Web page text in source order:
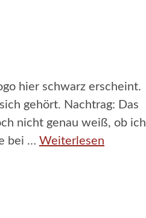
hier schwarz erscheint.
gehört. Nachtrag: Das
nicht genau weiß, ob ich
bei … Weiterlesen